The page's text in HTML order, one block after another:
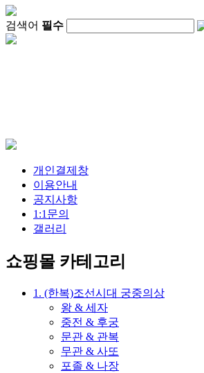
검색어 필수
개인결제창
이용안내
공지사항
1:1문의
갤러리
쇼핑몰 카테고리
1. (한복)조선시대 궁중의상
왕 & 세자
중전 & 후궁
문관 & 관복
무관 & 사또
포졸 & 나장